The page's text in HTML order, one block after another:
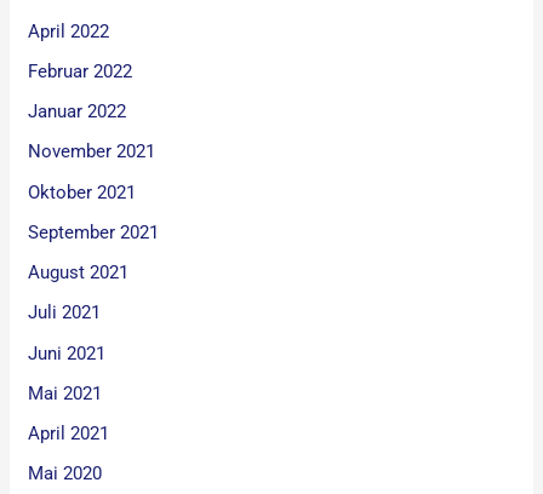
April 2022
Februar 2022
Januar 2022
November 2021
Oktober 2021
September 2021
August 2021
Juli 2021
Juni 2021
Mai 2021
April 2021
Mai 2020